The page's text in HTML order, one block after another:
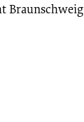
Braunschweig